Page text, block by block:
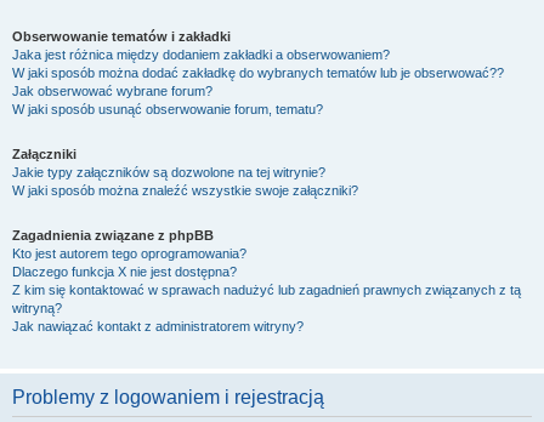
Obserwowanie tematów i zakładki
Jaka jest różnica między dodaniem zakładki a obserwowaniem?
W jaki sposób można dodać zakładkę do wybranych tematów lub je obserwować??
Jak obserwować wybrane forum?
W jaki sposób usunąć obserwowanie forum, tematu?
Załączniki
Jakie typy załączników są dozwolone na tej witrynie?
W jaki sposób można znaleźć wszystkie swoje załączniki?
Zagadnienia związane z phpBB
Kto jest autorem tego oprogramowania?
Dlaczego funkcja X nie jest dostępna?
Z kim się kontaktować w sprawach nadużyć lub zagadnień prawnych związanych z tą
witryną?
Jak nawiązać kontakt z administratorem witryny?
Problemy z logowaniem i rejestracją